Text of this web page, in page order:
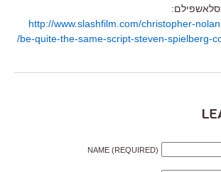
http://www.slashfilm.com/christopher-
be-quite-the-same-script-steven-spielberg-
NAME (REQUIRED)